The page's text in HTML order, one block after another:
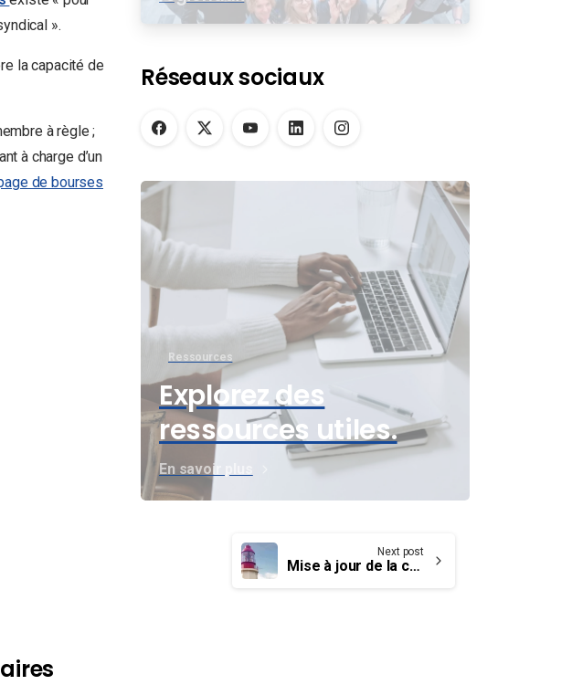
».
la capacité de
à règle ;
à charge d’un
de bourses
Réseaux sociaux
Ressources
Explorez des
ressources utiles.
En savoir plus
Next post
Mise à jour de la campagne des gardiens de phare